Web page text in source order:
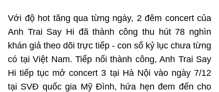
Cơ quan chủ quản: Bộ Khoa học và Công nghệ (MST)
Chịu trách nhiệm nội dung: Nguyễn Thị Hải Hằng Giám đốc
Trung tâm Truyền thông Khoa học và Công nghệ.
Liên hệ
Địa chỉ: Ban Biên tập Cổng TTĐT - 18 Nguyễn Du, TP. Hà Nội
Với độ hot tăng qua từng ngày, 2 đêm concert của
Anh Trai Say Hi đã thành công thu hút 78 nghìn
khán giả theo dõi trực tiếp - con số kỷ lục chưa từng
có tại Việt Nam. Tiếp nối thành công, Anh Trai Say
Hi tiếp tục mở concert 3 tại Hà Nội vào ngày 7/12
tại SVĐ quốc gia Mỹ Đình, hứa hẹn đem đến cho